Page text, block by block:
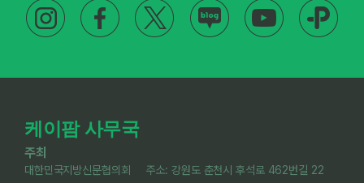
케이팜 사무국
주최
대한민국지방신문협의회 주소: 강원도 춘천시 후석로 462번길 22